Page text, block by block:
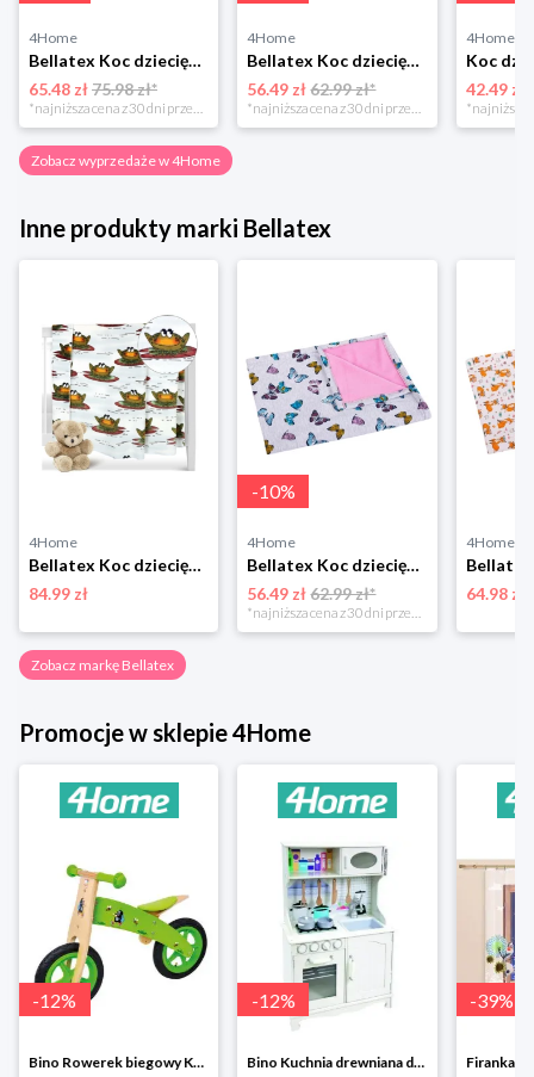
4Home
Bellatex Koc dziecięcy Ella Serduszka, 100 x 155 cm
65.48 zł75.98 zł*
*najniższa cena z 30 dni przed obniżką
4Home
Bellatex Koc dziecięcy Bára Butterfly różowy, 75 x 100 cm
56.49 zł 62.99 zł*
*najniższa cena z 30 dni przed obniżką
4Home
42.49 zł
Zobacz wyprzedaże w 4Home
Inne produkty marki Bellatex
4Home
Bellatex Koc dziecięcy Ella Żaba, 100 x 150 cm
84.99 zł
-10%
4Home
Bellatex Koc dziecięcy Bára Butterfly różowy, 75 x 100 cm
56.49 zł 62.99 zł*
4Home
64.98 zł
Zobacz markę Bellatex
Promocje w sklepie 4Home
-12%
Bino Rowerek biegowy Krecik
-12%
Bino Kuchnia drewniana dla dzieci Provence
-39%